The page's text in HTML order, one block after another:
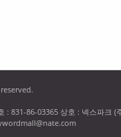
: 831-86-03365 상호 : 넥스파크 (